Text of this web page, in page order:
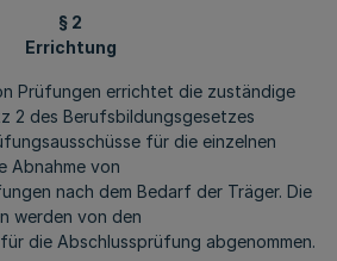
§ 2
Errichtung
Prüfungen errichtet die zuständige
2 des Berufsbildungsgesetzes
für die einzelnen
Abnahme von
nach dem Bedarf der Träger. Die
werden von den
die Abschlussprüfung abgenommen.